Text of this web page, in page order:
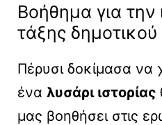
Βοήθημα για την
τάξης δημοτικού
Πέρυσι δοκίμασα να
ένα λυσάρι ιστορίας
μας βοηθήσει στις